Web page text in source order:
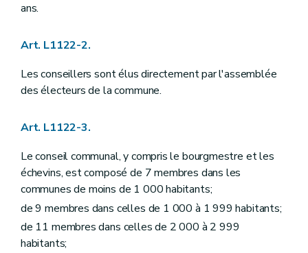
Art. L1215-14
Art. L1215-16
Art. L1215-17
Art. L1215-18
Art. L1215-20
Art. L1215-21
Art. L1215-23
Art. L1215-24
Art. L1215-25
Art. L1215-27
Chapitre VI Personnel à statut particulier
ans.
Art. L1122-2.
Les conseillers sont élus directement par l'assemblée
des électeurs de la commune.
Art. L1122-3.
Le conseil communal, y compris le bourgmestre et les
échevins, est composé de 7 membres dans les
communes de moins de 1 000 habitants;
de 9 membres dans celles de 1 000 à 1 999 habitants;
de 11 membres dans celles de 2 000 à 2 999
habitants;